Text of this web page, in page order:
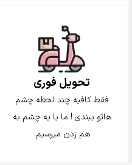
تحویل فوری
فقط کافیه چند لحظه چشم
هاتو ببندی ! ما با یه چشم به
هم زدن میرسیم.